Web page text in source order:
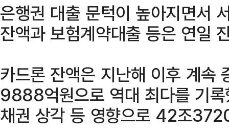
은행권 대출 문턱이 높아지면서
잔액과 보험계약대출 등은 연일
카드론 잔액은 지난해 이후 계속
9888억원으로 역대 최다를 기
채권 상각 등 영향으로 42조